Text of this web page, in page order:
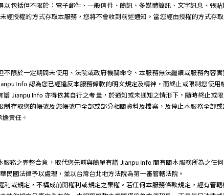
包括但不限於：電子郵件、一般信件、簡訊、多媒體簡訊、文字訊息、張
經授權的方式存取本服務，您將不會收到前述通知。當您經由授權的方式存
限於一定期間未使用、法院或政府機關命令、本服務無法繼續或服務內容
Info 認為您已經違反本服務條款的明文規定及精神，而終止或限制您使
Jianpu Info 亦得依其自行之考量，於通知或未通知之情形下，隨時終止或
存取您的帳號及您帳號中全部或部分相關資料及檔案，及停止本服務全部
責任。
務之完整合意，取代您先前與簡單有譜 Jianpu Info 間有關本服務所為之任
民國法律予以處理，並以台灣台北地方法院為第一審管轄法院。
或規定，不構成前開權利或規定之棄權。若任何本服務條款規定，經有管